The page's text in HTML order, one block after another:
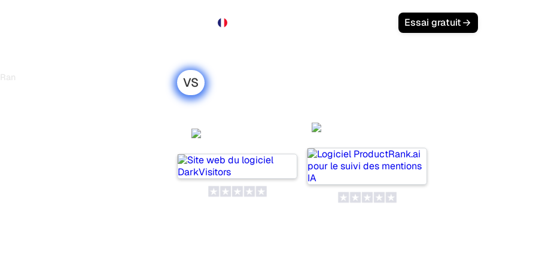
Essai gratuit
VS